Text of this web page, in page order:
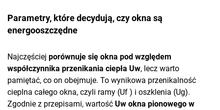
Parametry, które decydują, czy okna są
energooszczędne
Najczęściej porównuje się okna pod względem
współczynnika przenikania ciepła Uw, lecz warto
pamiętać, co on obejmuje. To wynikowa przenikalność
cieplna całego okna, czyli ramy (Uf ) i oszklenia (Ug).
Zgodnie z przepisami, wartość Uw okna pionowego w